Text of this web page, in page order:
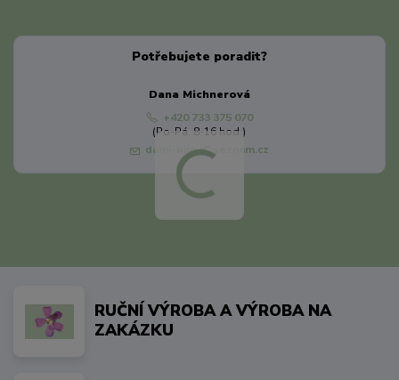
Potřebujete poradit?
Dana Michnerová
+420 733 375 070
(Po-Pá, 8-16 hod.)
dami-bijou@seznam.cz
RUČNÍ VÝROBA A VÝROBA NA
ZAKÁZKU